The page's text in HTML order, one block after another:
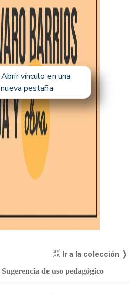
Abrir vínculo en una
nueva pestaña
Ir a la colección ❭
Sugerencia de uso pedagógico